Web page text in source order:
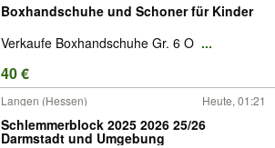
Boxhandschuhe und Schoner für Kinder
Verkaufe Boxhandschuhe Gr. 6 O ...
40 €
Langen (Hessen) Heute, 01:21
Schlemmerblock 2025 2026 25/26
Darmstadt und Umgebung